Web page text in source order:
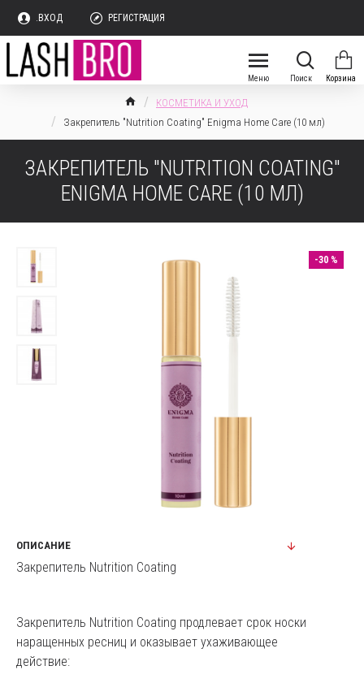
.ВХОД РЕГИСТРАЦИЯ
КОСМЕТИКА И УХОД
Закрепитель "Nutrition Coating" Enigma Home Care (10 мл)
ЗАКРЕПИТЕЛЬ "NUTRITION COATING"
ENIGMA HOME CARE (10 МЛ)
-30 %
ОПИСАНИЕ
Закрепитель Nutrition Coating
Закрепитель Nutrition Coating продлевает срок носки
наращенных ресниц и оказывает ухаживающее
действие: